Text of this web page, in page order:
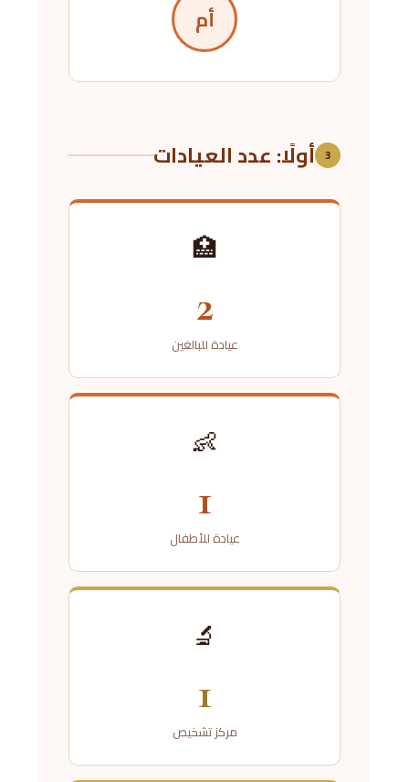
أم
3 أولًا: عدد العيادات
🏥
2
عيادة للبالغين
👶
1
عيادة للأطفال
🔬
1
مركز تشخيص